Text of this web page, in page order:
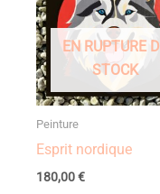
EN RUPTURE
STOCK
Peinture
Esprit nordique
180,00€